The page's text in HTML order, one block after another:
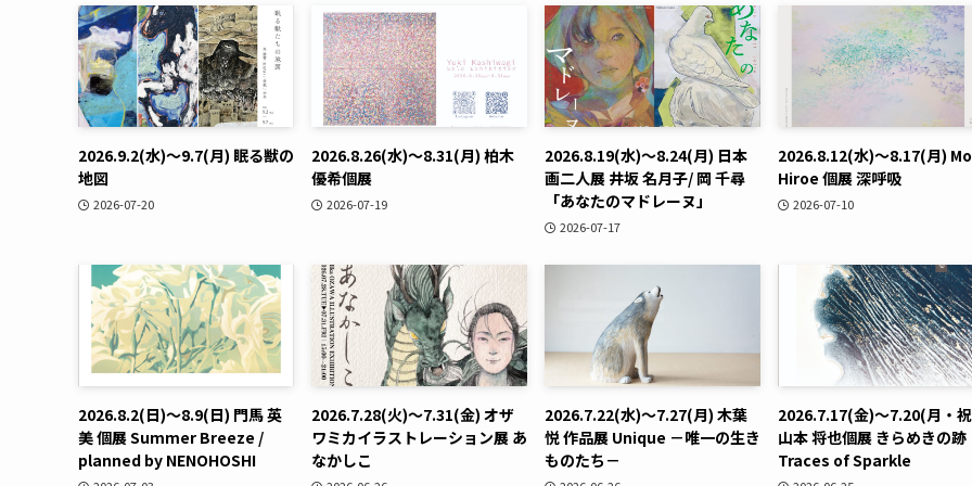
2026.9.2(水)〜9.7(月) 眠る獣の
地図
2026-07-20
2026.8.26(水)〜8.31(月) 柏木
優希個展
2026-07-19
2026.8.19(水)〜8.24(月) 日本
画二人展 井坂 名月子/ 岡 千尋
「あなたのマドレーヌ」
2026-07-17
2026.8.12(水)〜8.17(月)
Hiroe 個展 深呼吸
2026-07-10
2026.8.2(日)〜8.9(日) 門馬 英
美 個展 Summer Breeze /
planned by NENOHOSHI
2026.7.28(火)〜7.31(金) オザ
ワミカイラストレーション展 あ
なかしこ
2026.7.22(水)〜7.27(月) 木葉
悦 作品展 Unique －唯一の生き
ものたち－
2026.7.17(金)〜7.20(月・
山本 将也個展 きらめきの跡
Traces of Sparkle